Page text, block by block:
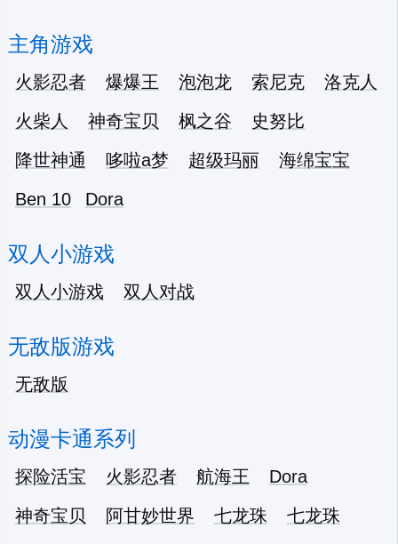
主角游戏
火影忍者 爆爆王 泡泡龙 索尼克
洛克人
火柴人
神奇宝贝 枫之谷
史努比
降世神通
哆啦a梦 超级玛丽
海绵宝宝
Ben 10
Dora
双人小游戏
双人小游戏 双人对战
无敌版游戏
无敌版
动漫卡通系列
探险活宝 火影忍者 航海王
Dora
神奇宝贝
阿甘妙世界 七龙珠
七龙珠